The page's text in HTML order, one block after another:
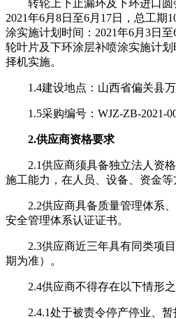
转轮上下止漏环及下环进口圆
2021年6月8日至6月17日，总工期
涂实施计划时间：2021年6月3日
轮叶片及下环涂层补喷涂实施计划
择机实施。
1.4建设地点：山西省偏关县
1.5采购编号：WJZ-ZB-2021-
2.供应商资格要求
2.1供应商须具备独立法人资
施工能力，在人员、设备、资金等
2.2供应商具备质量管理体系
安全管理体系认证证书。
2.3供应商近三年具有同类项
期为准）。
2.4供应商不得存在以下情形之
2.4.1处于被责令停产停业、